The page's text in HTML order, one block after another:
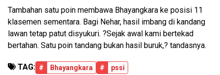
Tambahan satu poin membawa Bhayangkara ke posisi 11
klasemen sementara. Bagi Nehar, hasil imbang di kandang
lawan tetap patut disyukuri. ?Sejak awal kami bertekad
bertahan. Satu poin tandang bukan hasil buruk,? tandasnya.
TAG: # Bhayangkara # pssi